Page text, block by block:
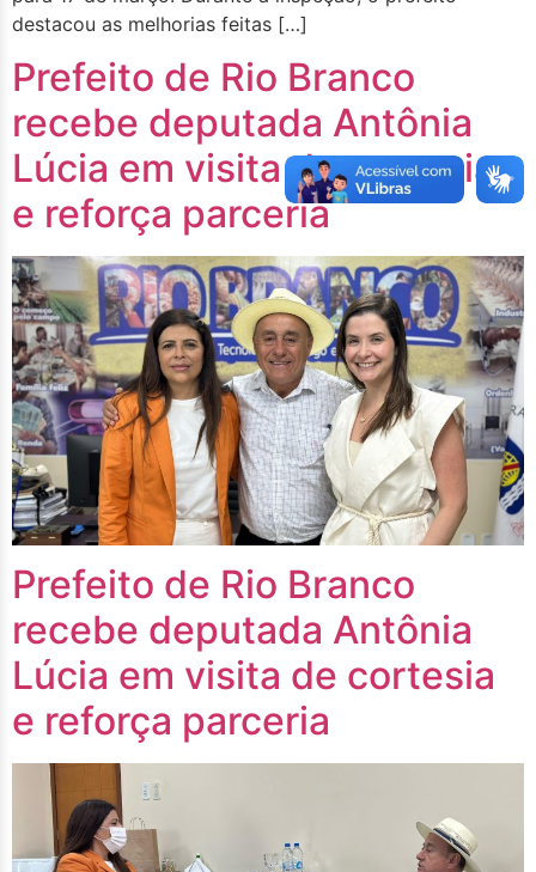
destacou as melhorias feitas […]
Prefeito de Rio Branco
recebe deputada Antônia
Lúcia em visita de cortesia
e reforça parceria
Prefeito de Rio Branco
recebe deputada Antônia
Lúcia em visita de cortesia
e reforça parceria